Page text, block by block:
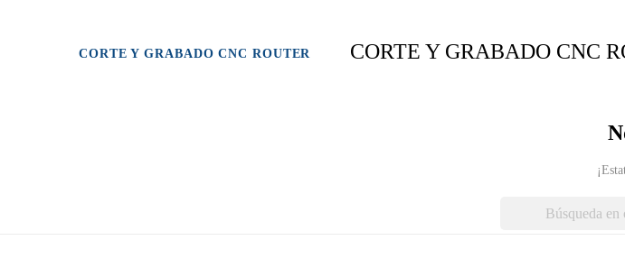
CORTE Y GRABADO CNC ROUTER CORTE Y GRABADO CNC